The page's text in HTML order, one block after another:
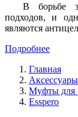
В борьбе
подходов, и
являются
Подробнее
Главная
Муфты для
Esspero